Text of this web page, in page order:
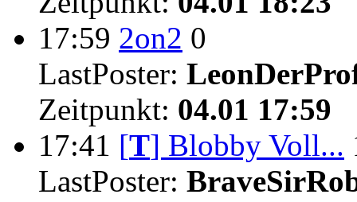
17:59 2on2 0
LastPoster:
Zeitpunkt: 04.01 17:59
17:41 [T] Blobby Voll...
LastPoster: